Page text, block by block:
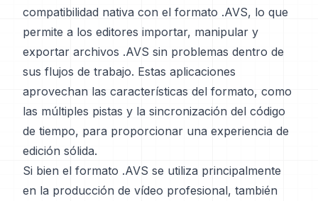
compatibilidad nativa con el formato .AVS, lo que
permite a los editores importar, manipular y
exportar archivos .AVS sin problemas dentro de
sus flujos de trabajo. Estas aplicaciones
aprovechan las características del formato, como
las múltiples pistas y la sincronización del código
de tiempo, para proporcionar una experiencia de
edición sólida.
Si bien el formato .AVS se utiliza principalmente
en la producción de vídeo profesional, también